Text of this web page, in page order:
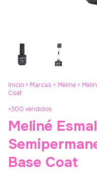
Inicio > Marcas > Meline >
Coat
+300 vendidos
Meliné
Base Coat